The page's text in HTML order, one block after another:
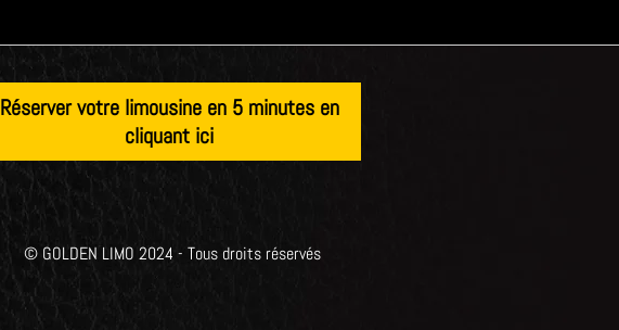
Réserver votre limousine en 5 minutes en
cliquant ici
© GOLDEN LIMO 2024 - Tous droits réservés